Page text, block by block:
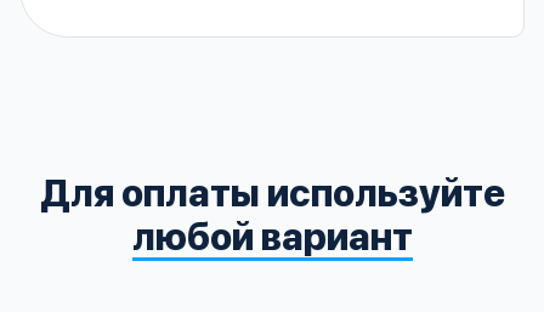
Для оплаты используйте
любой вариант